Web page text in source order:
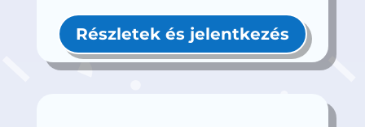
Részletek és jelentkezés